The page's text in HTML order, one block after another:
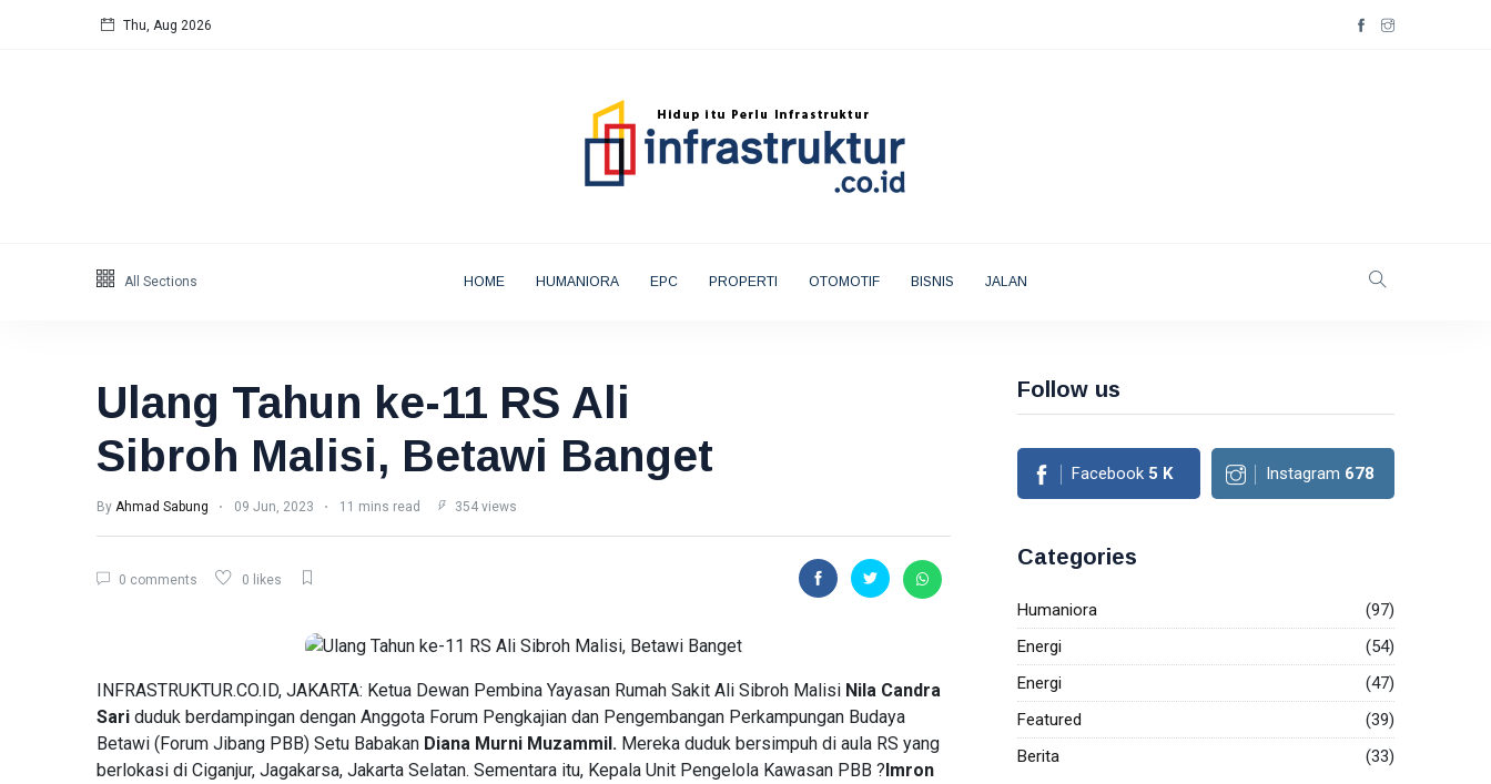
Humaniora
(33)
Lastest Post
PERUMAHAN
Sampah di
Halaman,
Gambarnya
FEATURED
Stop
Thu, Aug 2026
All Sections HOME HUMANIORA EPC PROPERTI OTOMOTIF BISNIS JALAN
Ulang Tahun ke-11 RS Ali
Sibroh Malisi, Betawi Banget
By Ahmad Sabung 09 Jun, 2023 11 mins read 354 views
0 comments 0 likes
INFRASTRUKTUR.CO.ID, JAKARTA: Ketua Dewan Pembina Yayasan Rumah Sakit Ali Sibroh Malisi Nila Candra
Sari duduk berdampingan dengan Anggota Forum Pengkajian dan Pengembangan Perkampungan Budaya
Betawi (Forum Jibang PBB) Setu Babakan Diana Murni Muzammil. Mereka duduk bersimpuh di aula RS yang
berlokasi di Ciganjur, Jagakarsa, Jakarta Selatan. Sementara itu, Kepala Unit Pengelola Kawasan PBB ?Imron
Follow us
Facebook 5 K Instagram 678
Categories
Humaniora
(97)
Energi
(54)
Energi
(47)
Featured
(39)
Berita
(33)